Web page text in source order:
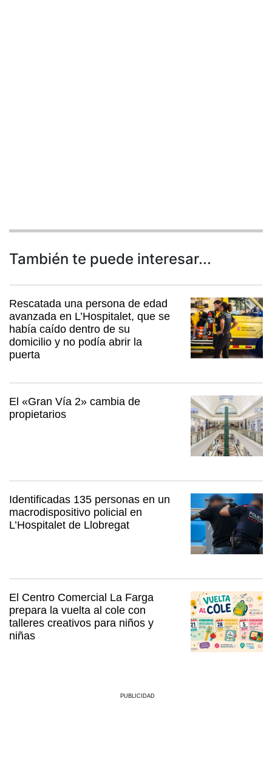
También te puede interesar...
Rescatada una persona de edad
avanzada en L’Hospitalet, que se
había caído dentro de su
domicilio y no podía abrir la
puerta
El «Gran Vía 2» cambia de
propietarios
Identificadas 135 personas en un
macrodispositivo policial en
L’Hospitalet de Llobregat
El Centro Comercial La Farga
prepara la vuelta al cole con
talleres creativos para niños y
niñas
PUBLICIDAD